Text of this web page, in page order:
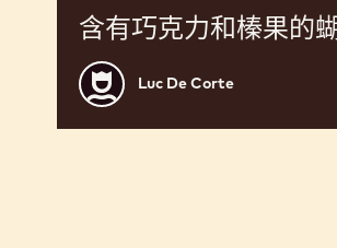
含有巧克力和榛果的
Luc
De
Corte
Luc De Corte